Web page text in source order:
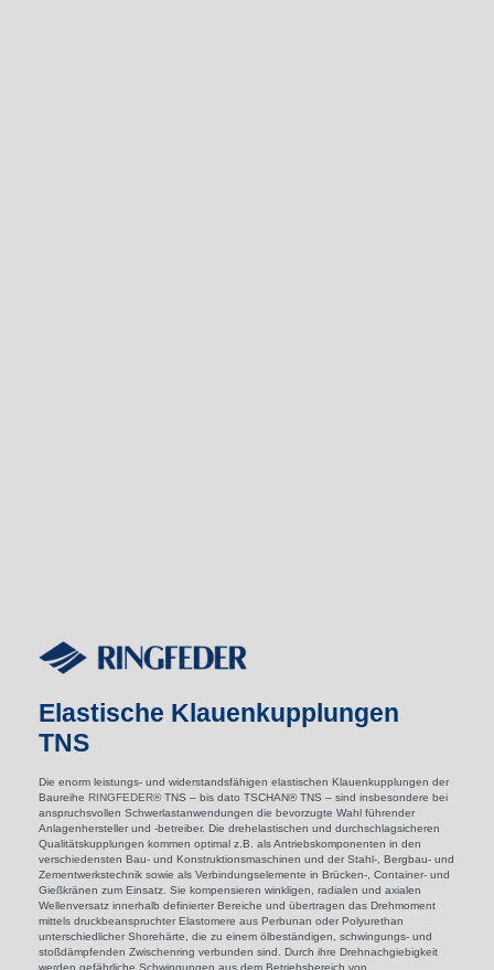
Elastische Klauen­kupplung­en
TNS
Die enorm leistungs- und widerstandsfähigen elastischen Klauen­kupplung­en der
Baureihe RINGFEDER®TNS – bis dato TSCHAN® TNS – sind insbesondere bei
anspruchsvollen Schwerlastanwendungen die bevorzugte Wahl führender
Anlagenhersteller und -betreiber. Die drehelastischen und durchschlagsicheren
Qualitätskupplungen kommen optimal z.B. als Antriebskomponenten in den
verschie­densten Bau- und Konstruktionsmaschinen und der Stahl-, Bergbau- und
Zementwerkstechnik sowie als Verbindungselemente in Brücken-, Container- und
Gießkränen zum Einsatz. Sie kompensieren winkligen, radialen und axialen
Wellenversatz innerhalb definierter Bereiche und übertragen das Drehmoment
mittels druckbeanspruchter Elastomere aus Perbunan oder Polyurethan
unterschiedlicher Shorehärte, die zu einem ölbeständigen, schwingungs- und
stoßdämpfenden Zwischenring verbunden sind. Durch ihre Drehnachgiebigkeit
werden gefährliche Schwingungen aus dem Betriebsbereich von